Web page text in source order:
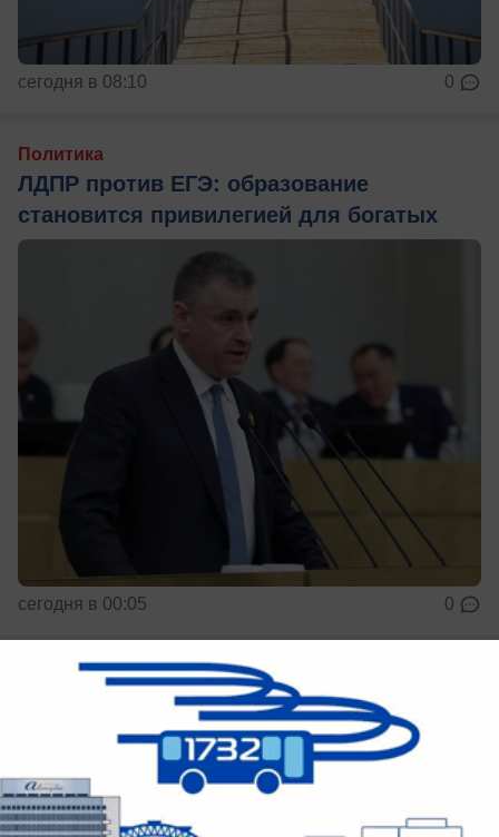
сегодня в 08:10 0
Политика
ЛДПР против ЕГЭ: образование
становится привилегией для богатых
сегодня в 00:05 0
Общество
Волжанам рассказали, почему опасно
купаться в «цветущей» воде
Что нужно знать перед купанием